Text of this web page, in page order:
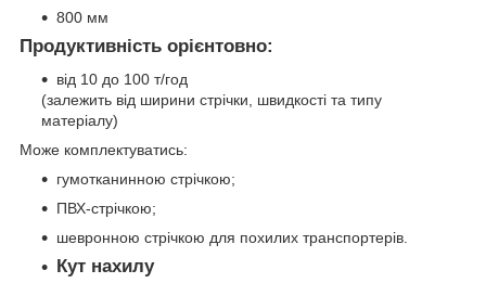
800 мм
Продуктивність орієнтовно:
від 10 до 100 т/год
(залежить від ширини стрічки, швидкості та типу
матеріалу)
Може комплектуватись:
гумотканинною стрічкою;
ПВХ-стрічкою;
шевронною стрічкою для похилих транспортерів.
Кут нахилу